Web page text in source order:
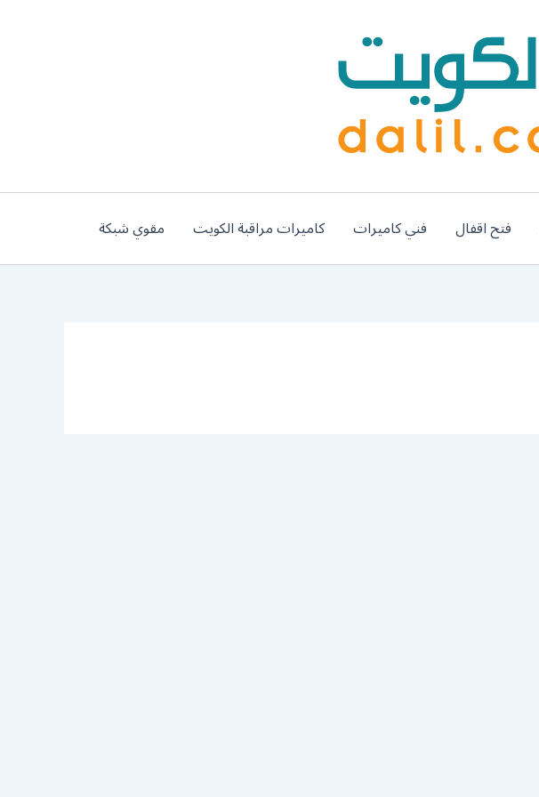
فتح اقفال فني كاميرات كاميرات مراقبة الكويت مقوي شبكة